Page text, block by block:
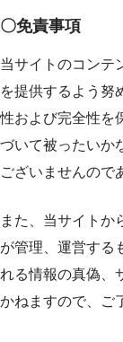
〇免責事項
当サイトのコンテ
を提供するよう努
性および完全性を
づいて被ったいか
ございませんので
また、当サイトか
が管理、運営する
れる情報の真偽、
かねますので、ご